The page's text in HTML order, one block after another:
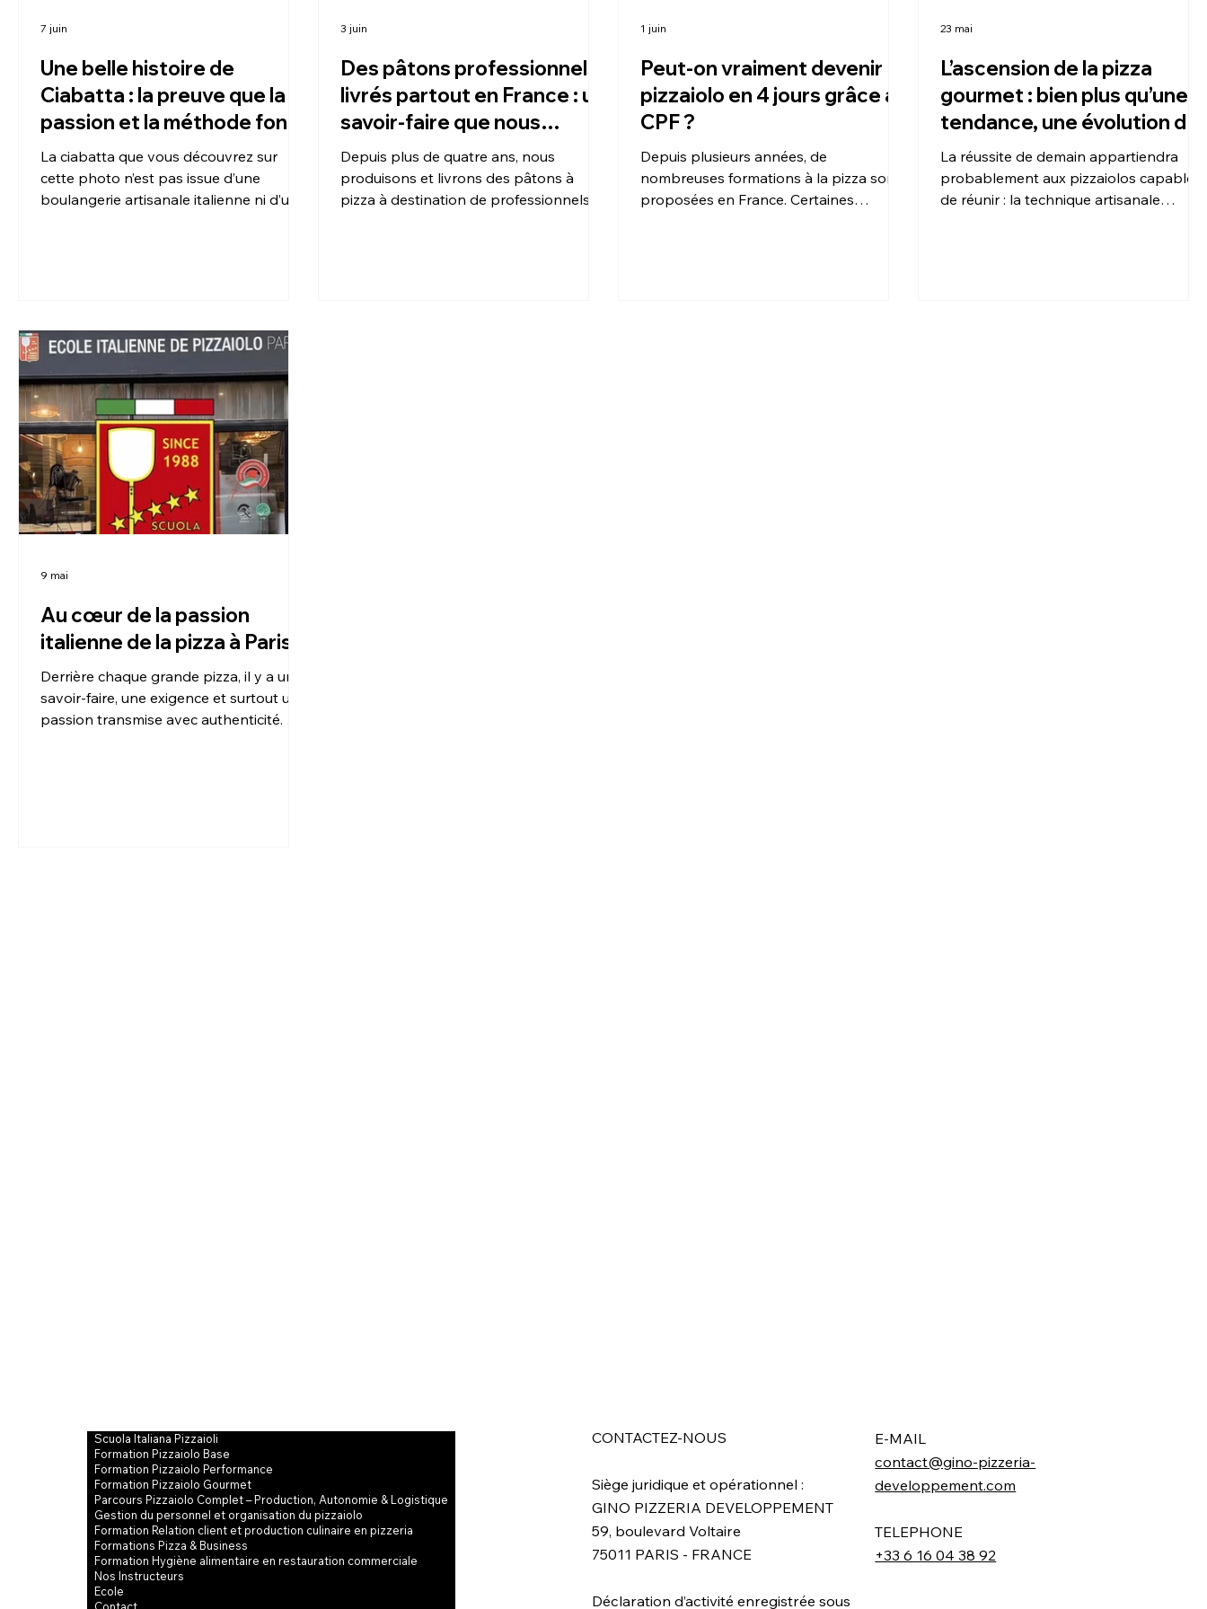
Une belle histoire de
Ciabatta : la preuve que la
passion et la méthode font
la différence
La ciabatta que vous découvrez sur
cette photo n’est pas issue d’une
boulangerie artisanale italienne ni d’un
7 juin
Des pâtons professionnels
livrés partout en France : un
savoir-faire que nous
pratiquons depuis plusieurs
années
Depuis plus de quatre ans, nous
produisons et livrons des pâtons à
pizza à destination de professionnels
3 juin
Peut-on vraiment devenir
pizzaiolo en 4 jours grâce au
CPF ?
Depuis plusieurs années, de
nombreuses formations à la pizza sont
proposées en France. Certaines
1 juin
L’ascension de la pizza
gourmet : bien plus qu’une
tendance, une évolution du
métier
La réussite de demain appartiendra
probablement aux pizzaiolos capables
de réunir : la technique artisanale
23 mai
Au cœur de la passion
italienne de la pizza à Paris
Derrière chaque grande pizza, il y a un
savoir-faire, une exigence et surtout une
passion transmise avec authenticité. À
9 mai
CONTACTEZ-NOUS
Siège juridique et opérationnel :
GINO PIZZERIA DEVELOPPEMENT
59, boulevard Voltaire
75011 PARIS - FRANCE
Déclaration d’activité enregistrée sous
E-MAIL
contact@gino-pizzeria-
developpement.com
TELEPHONE
+33 6 16 04 38 92
Scuola Italiana Pizzaioli
Formation Pizzaiolo Base
Formation Pizzaiolo Performance
Formation Pizzaiolo Gourmet
Parcours Pizzaiolo Complet – Production, Autonomie & Logistique
Gestion du personnel et organisation du pizzaiolo
Formation Relation client et production culinaire en pizzeria
Formations Pizza & Business
Formation Hygiène alimentaire en restauration commerciale
Nos Instructeurs
Ecole